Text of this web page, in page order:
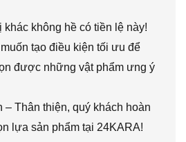
không hề có tiền lệ này!
tạo điều kiện tối ưu để
được những vật phẩm ưng ý
Thân thiện, quý khách hoàn
lựa sản phẩm tại 24KARA!